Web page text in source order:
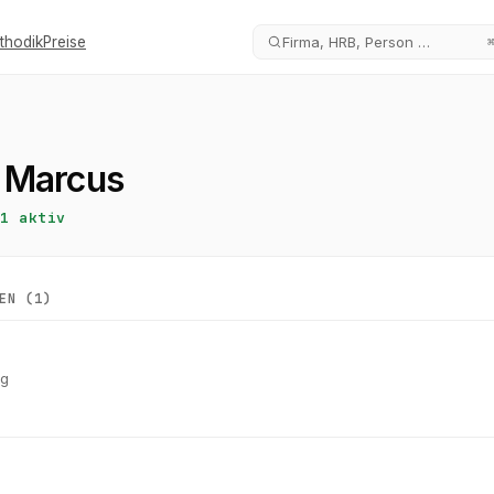
Preise Firma, HRB, Person …
1 aktiv
(1)